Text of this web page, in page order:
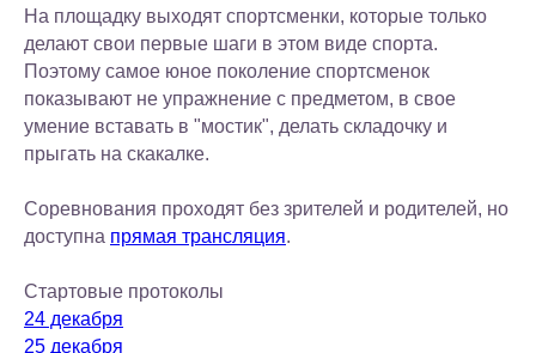
На площадку выходят спортсменки, которые только
делают свои первые шаги в этом виде спорта.
Поэтому самое юное поколение спортсменок
показывают не упражнение с предметом, в свое
умение вставать в "мостик", делать складочку и
прыгать на скакалке.
Соревнования проходят без зрителей и родителей, но
доступна прямая трансляция.
Стартовые протоколы
24 декабря
25 декабря